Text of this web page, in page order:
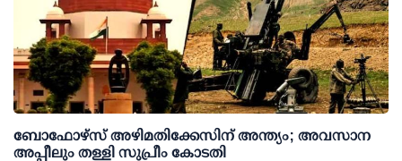
ബോഫോഴ്സ് അഴിമതിക്കേസിന് അന്ത്യം; അവസാന
അപ്പീലും തള്ളി സുപ്രീം കോടതി